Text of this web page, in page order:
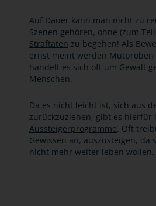
Auf Dauer kann man nicht zu
Szenen gehören, ohne (zum
Straftaten zu begehen! Als
ernst meint werden Mutproben
handelt es sich oft um Gewalt
Menschen.
Da es nicht leicht ist, sich aus
zurückzuziehen, gibt es hierfür
Aussteigerprogramme. Oft
Gewissen an, auszusteigen, da
nicht mehr weiter leben wollen.